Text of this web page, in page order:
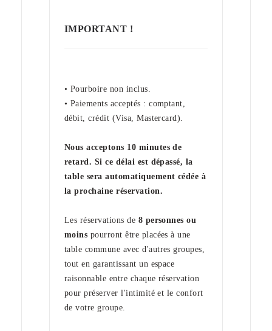
IMPORTANT !
• Pourboire non inclus.
• Paiements acceptés : comptant,
débit, crédit (Visa, Mastercard).
Nous acceptons 10 minutes de
retard. Si ce délai est dépassé, la
table sera automatiquement cédée à
la prochaine réservation.
Les réservations de 8 personnes ou
moins pourront être placées à une
table commune avec d'autres groupes,
tout en garantissant un espace
raisonnable entre chaque réservation
pour préserver l'intimité et le confort
de votre groupe.